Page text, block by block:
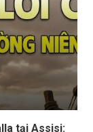
tại Assisi: